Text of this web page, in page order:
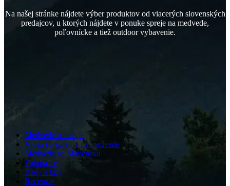
Na našej stránke nájdete výber produktov od viacerých slovenských
predajcov, u ktorých nájdete v ponuke spreje na medvede,
poľovnícke a tiež outdoor vybavenie.
Medvede na mape
Videá so sprejmi na medvede
Medvede na Slovensku
Fotopasce
Rady a tipy
Recenzie